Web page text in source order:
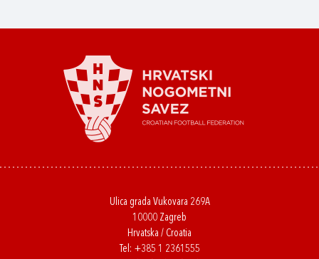
Ulica grada Vukovara 269A
10000 Zagreb
Hrvatska / Croatia
Tel: +385 1 2361555